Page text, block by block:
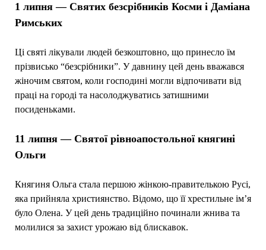
1 липня — Святих безсрібників Косми і Даміана
Римських
Ці святі лікували людей безкоштовно, що принесло їм
прізвисько “безсрібники”. У давнину цей день вважався
жіночим святом, коли господині могли відпочивати від
праці на городі та насолоджуватись затишними
посиденьками.
11 липня — Святої рівноапостольної княгині
Ольги
Княгиня Ольга стала першою жінкою-правителькою Русі,
яка прийняла християнство. Відомо, що її хрестильне ім’я
було Олена. У цей день традиційно починали жнива та
молилися за захист урожаю від блискавок.